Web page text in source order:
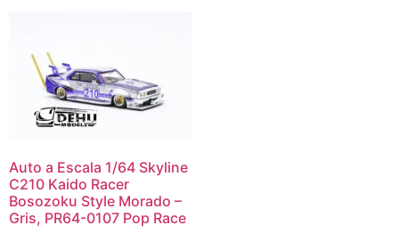
Auto a Escala 1/64 Skyline
C210 Kaido Racer
Bosozoku Style Morado –
Gris, PR64-0107 Pop Race